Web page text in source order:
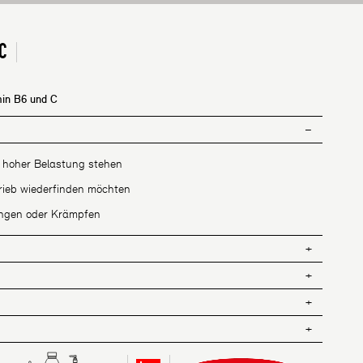
B6 und C
Belastung stehen
wiederfinden möchten
oder Krämpfen